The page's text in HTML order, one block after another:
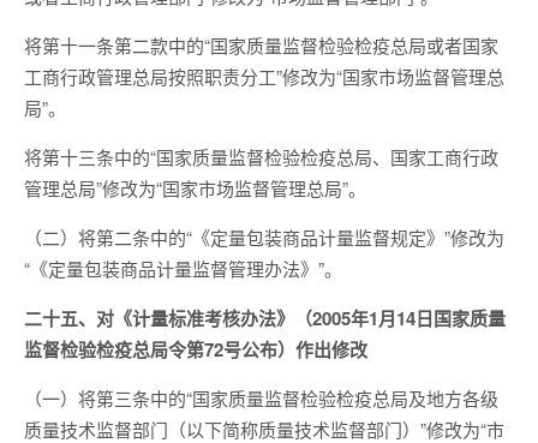
将第十一条第二款中的“国家质量监督检验检疫总局或者国家
工商行政管理总局按照职责分工”修改为“国家市场监督管理总
局”。
将第十三条中的“国家质量监督检验检疫总局、国家工商行政
管理总局”修改为“国家市场监督管理总局”。
（二）将第二条中的“《定量包装商品计量监督规定》”修改为
“《定量包装商品计量监督管理办法》”。
二十五、对《计量标准考核办法》（2005年1月14日国家质量
监督检验检疫总局令第72号公布）作出修改
（一）将第三条中的“国家质量监督检验检疫总局及地方各级
质量技术监督部门（以下简称质量技术监督部门）”修改为“市